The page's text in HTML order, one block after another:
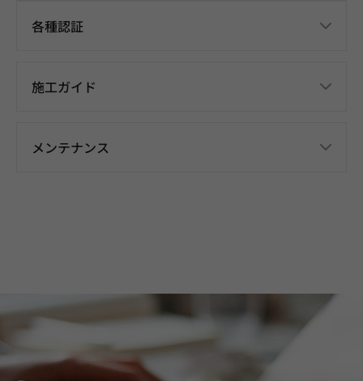
各種認証
施工ガイド
メンテナンス